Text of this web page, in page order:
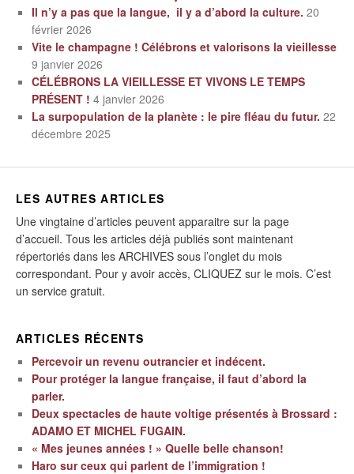
Il n’y a pas que la langue, il y a d’abord la culture. 20
février 2026
Vite le champagne ! Célébrons et valorisons la vieillesse
9 janvier 2026
CÉLÉBRONS LA VIEILLESSE ET VIVONS LE TEMPS
PRÉSENT ! 4 janvier 2026
La surpopulation de la planète : le pire fléau du futur. 22
décembre 2025
LES AUTRES ARTICLES
Une vingtaine d’articles peuvent apparaitre sur la page
d’accueil. Tous les articles déjà publiés sont maintenant
répertoriés dans les ARCHIVES sous l’onglet du mois
correspondant. Pour y avoir accès, CLIQUEZ sur le mois. C’est
un service gratuit.
ARTICLES RÉCENTS
Percevoir un revenu outrancier et indécent.
Pour protéger la langue française, il faut d’abord la
parler.
Deux spectacles de haute voltige présentés à Brossard :
ADAMO ET MICHEL FUGAIN.
« Mes jeunes années ! » Quelle belle chanson!
Haro sur ceux qui parlent de l’immigration !